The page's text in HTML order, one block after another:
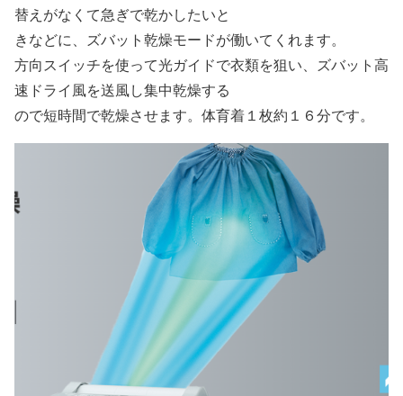
替えがなくて急ぎで乾かしたいと
きなどに、ズバット乾燥モードが働いてくれます。
方向スイッチを使って光ガイドで衣類を狙い、ズバット高
速ドライ風を送風し集中乾燥する
ので短時間で乾燥させます。体育着１枚約１６分です。